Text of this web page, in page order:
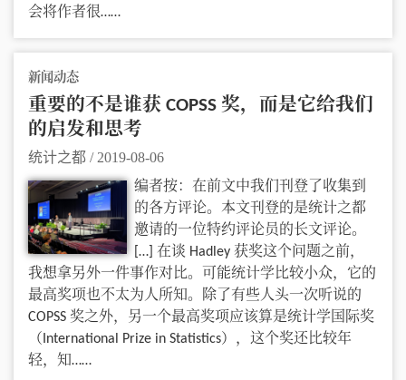
会将作者很……
新闻动态
重要的不是谁获 COPSS 奖，而是它给我们
的启发和思考
统计之都 / 2019-08-06
编者按：在前文中我们刊登了收集到
的各方评论。本文刊登的是统计之都
邀请的一位特约评论员的长文评论。
[…] 在谈 Hadley 获奖这个问题之前，
我想拿另外一件事作对比。可能统计学比较小众，它的
最高奖项也不太为人所知。除了有些人头一次听说的
COPSS 奖之外，另一个最高奖项应该算是统计学国际奖
（International Prize in Statistics），这个奖还比较年
轻，知……